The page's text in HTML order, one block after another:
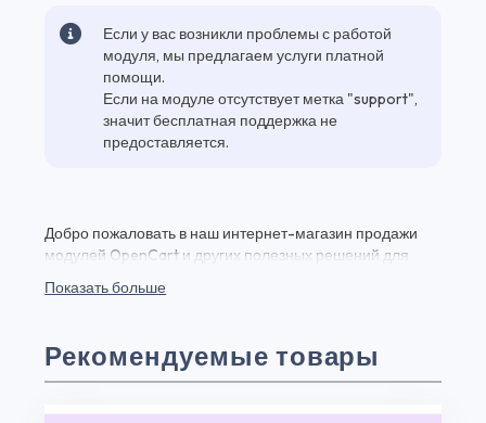
Если у вас возникли проблемы с работой
модуля, мы предлагаем услуги платной
помощи.
Если на модуле отсутствует метка "support",
значит бесплатная поддержка не
предоставляется.
Добро пожаловать в наш интернет-магазин продажи
модулей OpenCart и других полезных решений для
модулей для Opencart 2, 3 - Украинская версия и
модулей для Opencart 2, 3 - Украинская версия - это
мощный инструмент, который позволит вам управлять
Показать больше
Рекомендуемые товары